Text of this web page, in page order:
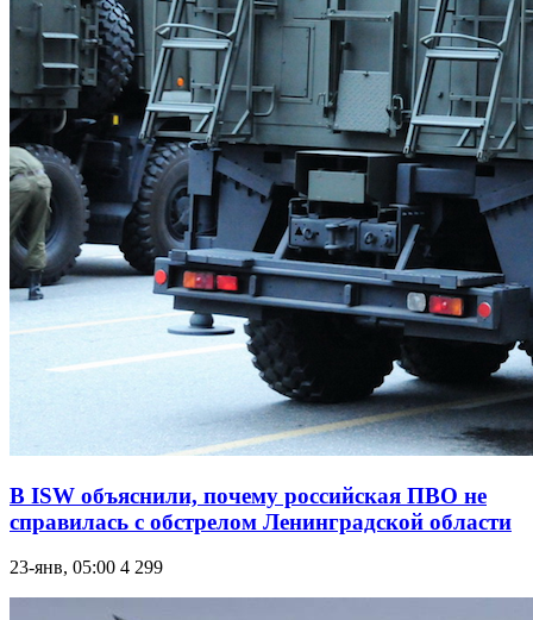
В ISW объяснили, почему российская ПВО не
справилась с обстрелом Ленинградской области
23-янв, 05:00 4 299